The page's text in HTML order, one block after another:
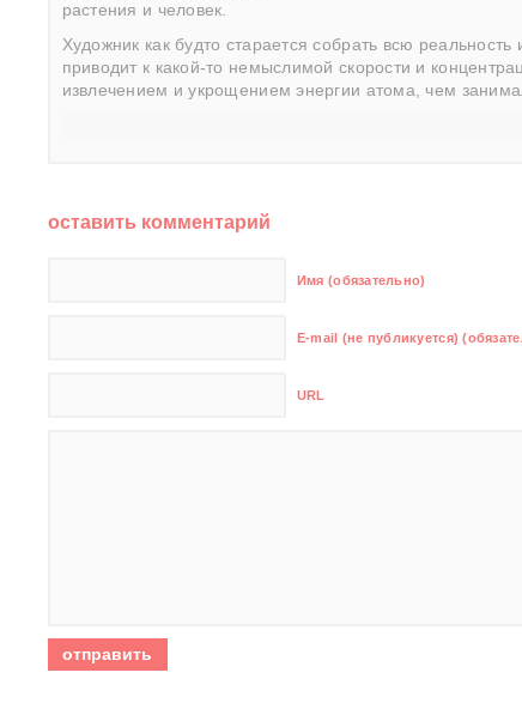
растения и человек.
Художник как будто старается собрать всю
приводит к какой-то немыслимой скорости и
извлечением и укрощением энергии атома, чем
оставить комментарий
Имя (обязательно)
E-mail (не публикуется)
URL